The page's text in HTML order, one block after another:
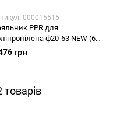
000015515
PPR для
ф20-63 NEW (63
S1)грн